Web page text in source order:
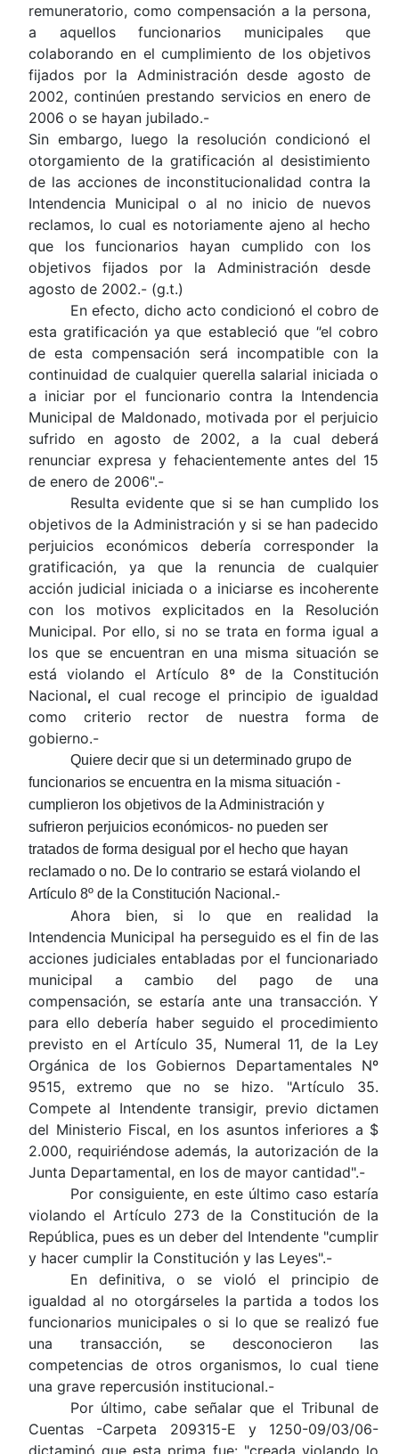
remuneratorio, como compensación a la persona,
a aquellos funcionarios municipales que
colaborando en el cumplimiento de los objetivos
fijados por la Administración desde agosto de
2002, continúen prestando servicios en enero de
2006 o se hayan jubilado.-
Sin embargo, luego la resolución condicionó el
otorgamiento de la gratificación al desistimiento
de las acciones de inconstitucionalidad contra la
Intendencia Municipal o al no inicio de nuevos
reclamos, lo cual es notoriamente ajeno al hecho
que los funcionarios hayan cumplido con los
objetivos fijados por la Administración desde
agosto de 2002.- (g.t.)
En efecto, dicho acto condicionó el cobro de
esta gratificación ya que estableció que "el cobro
de esta compensación será incompatible con la
continuidad de cualquier querella salarial iniciada o
a iniciar por el funcionario contra la Intendencia
Municipal de Maldonado, motivada por el perjuicio
sufrido en agosto de 2002, a la cual deberá
renunciar expresa y fehacientemente antes del 15
de enero de 2006".-
Resulta evidente que si se han cumplido los
objetivos de la Administración y si se han padecido
perjuicios económicos debería corresponder la
gratificación, ya que la renuncia de cualquier
acción judicial iniciada o a iniciarse es incoherente
con los motivos explicitados en la Resolución
Municipal. Por ello, si no se trata en forma igual a
los que se encuentran en una misma situación se
está violando el Artículo 8º de la Constitución
Nacional,el cual recoge el principio de igualdad
como criterio rector de nuestra forma de
gobierno.-
Quiere decir que si un determinado grupo de
funcionarios se encuentra en la misma situación -
cumplieron los objetivos de la Administración y
sufrieron perjuicios económicos- no pueden ser
tratados de forma desigual por el hecho que hayan
reclamado o no. De lo contrario se estará violando el
Artículo 8º de la Constitución Nacional.-
Ahora bien, si lo que en realidad la
Intendencia Municipal ha perseguido es el fin de las
acciones judiciales entabladas por el funcionariado
municipal a cambio del pago de una
compensación, se estaría ante una transacción. Y
para ello debería haber seguido el procedimiento
previsto en el Artículo 35, Numeral 11, de la Ley
Orgánica de los Gobiernos Departamentales Nº
9515,
extremo que no se hizo. "Artículo 35.
Compete al Intendente transigir, previo dictamen
del Ministerio Fiscal, en los asuntos inferiores a $
2.000, requiriéndose además, la autorización de la
Junta Departamental, en los de mayor cantidad".-
Por consiguiente, en este último caso estaría
violando el Artículo 273 de la Constitución de la
República, pues es un deber del Intendente "cumplir
y hacer cumplir la Constitución y las Leyes".-
En definitiva, o se violó el principio de
igualdad al no otorgárseles la partida a todos los
funcionarios municipales o si lo que se realizó fue
una transacción, se desconocieron las
competencias de otros organismos, lo cual tiene
una grave repercusión institucional.-
Por último, cabe señalar que el Tribunal de
Cuentas -Carpeta 209315-E y 1250-09/03/06-
dictaminó que esta prima fue: "creada violando lo